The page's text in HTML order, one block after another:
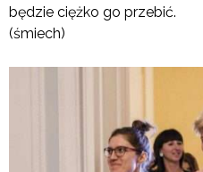
będzie ciężko go przebić.
(śmiech)